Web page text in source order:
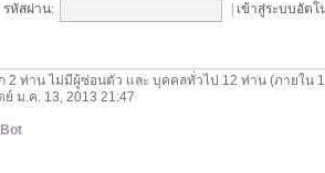
รหัสผ่าน: เข้าสู่ระบบอัตโ
2 ท่าน ไม่มีผู้ซ่อนตัว และ บุคคลทั่วไป 12 ท่าน (ภายใน
ม.ค. 13, 2013 21:47